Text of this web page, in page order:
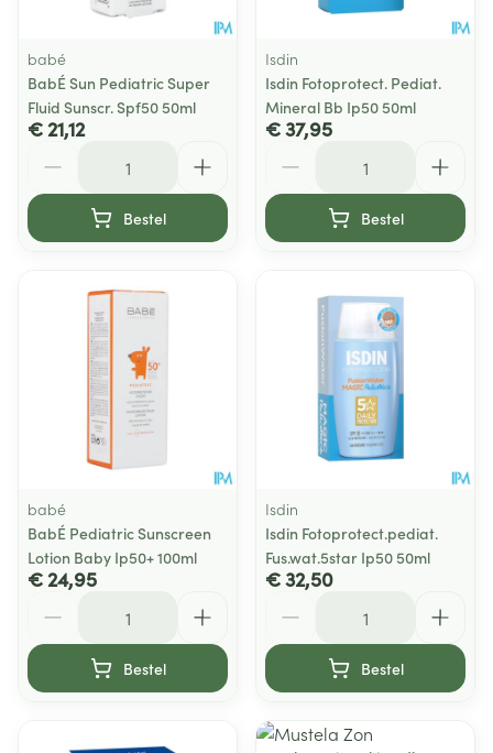
babé
BabÉ Sun Pediatric Super
Fluid Sunscr. Spf50 50ml
€ 21,12
Bestel
Isdin
Isdin Fotoprotect. Pediat.
Mineral Bb Ip50 50ml
€ 37,95
Bestel
babé
BabÉ Pediatric Sunscreen
Lotion Baby Ip50+ 100ml
€ 24,95
Bestel
Isdin
Isdin Fotoprotect.pediat.
Fus.wat.5star Ip50 50ml
€ 32,50
Bestel